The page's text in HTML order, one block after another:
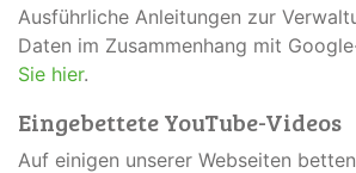
Ausführliche Anleitungen zur
Daten im Zusammenhang mit
Sie hier.
Eingebettete YouTube-Videos
Auf einigen unserer Webseiten